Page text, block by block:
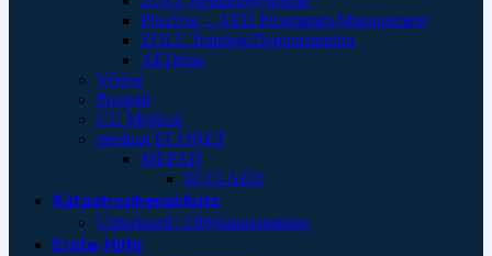
PlusTrac – AED Programm-Management
ZOLL Training/Demonstration
AEDtrax
ViVest
Progetti
CU Medical
medical ECONET
MEPAD
ECO-AED
Katastrophenschutz
Unterkunft / Objektausstattung
Erste-Hilfe